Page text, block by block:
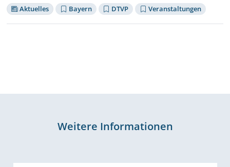
Aktuelles Bayern DTVP Veranstaltungen
Weitere Informationen